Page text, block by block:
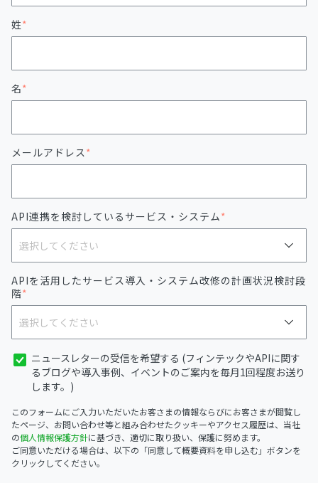
姓*
名*
メールアドレス *
API連携を検討しているサービス・システム*
APIを活用したサービス導入・システム改修の計画状況検討段
階*
ニュースレターの受信を希望する (フィンテックやAPIに関す
るブログや導入事例、イベントのご案内を毎月1回程度お送り
します。)
このフォームにご入力いただいたお客さまの情報ならびにお客さまが閲覧し
たページ、お問い合わせ等と組み合わせたクッキーやアクセス履歴は、当社
の個人情報保護方針に基づき、適切に取り扱い、保護に努めます。
ご同意いただける場合は、以下の「同意して概要資料を申し込む」ボタンを
クリックしてください。